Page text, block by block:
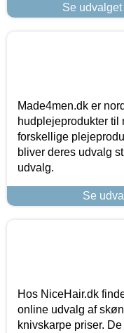
Se
Made4men.dk er
hudplejeprodukter
forskellige
bliver deres udvalg
udvalg.
Se
Hos NiceHair.dk
online udvalg af
knivskarpe priser.